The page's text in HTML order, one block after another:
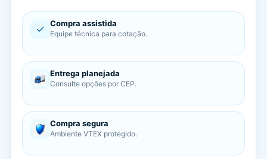
✓ Compra assistida
Equipe técnica para cotação.
Entrega planejada
Consulte opções por CEP.
Compra segura
Ambiente VTEX protegido.